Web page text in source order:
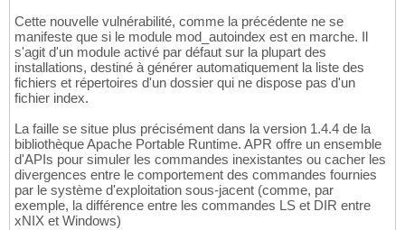
Cette nouvelle vulnérabilité, comme la précédente ne se
manifeste que si le module mod_autoindex est en marche. Il
s'agit d'un module activé par défaut sur la plupart des
installations, destiné à générer automatiquement la liste des
fichiers et répertoires d'un dossier qui ne dispose pas d'un
fichier index.
La faille se situe plus précisément dans la version 1.4.4 de la
bibliothèque Apache Portable Runtime. APR offre un ensemble
d'APIs pour simuler les commandes inexistantes ou cacher les
divergences entre le comportement des commandes fournies
par le système d'exploitation sous-jacent (comme, par
exemple, la différence entre les commandes LS et DIR entre
xNIX et Windows)